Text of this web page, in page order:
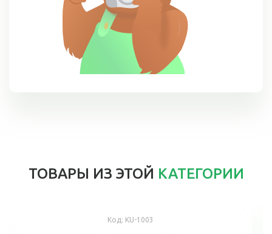
ТОВАРЫ ИЗ ЭТОЙ КАТЕГОРИИ
Код: KU-1003